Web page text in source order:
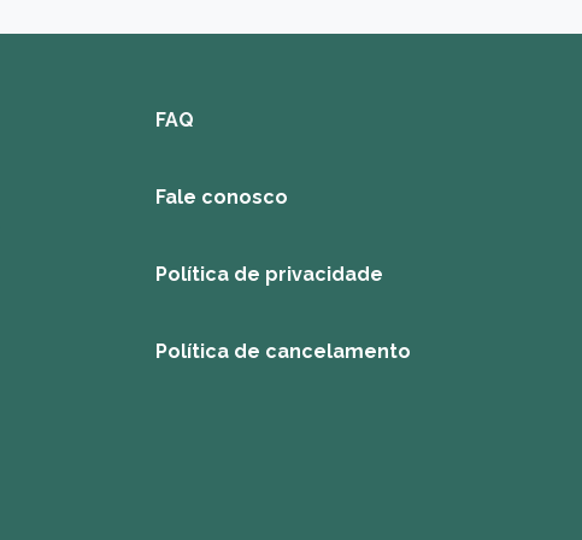
FAQ
Fale conosco
Política de privacidade
Política de cancelamento